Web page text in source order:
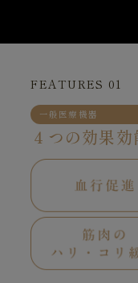
FEATURES 01
一般医療機器
４つの効果効